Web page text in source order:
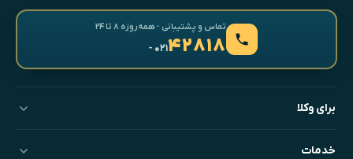
تماس و پشتیبانی · همه‌روزه ۸ تا ۲۴
۴۲۸۱۸- ۰۲۱
برای وکلا
خدمات